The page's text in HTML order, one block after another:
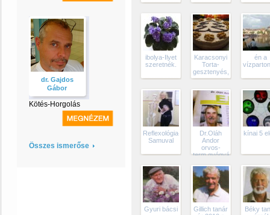
dr. Gajdos
Gábor
Kötés-Horgolás
Összes ismerőse
ibolya-Ilyet
szeretnék.
Karacsonyi
Torta-
gesztenyés,diós
én a
Reflexológia-
Samuval
Dr.Oláh
Andor
orvos-
term.gyógyász"A
patikája"
kínai 5
Gyuri bácsi
Gillich tanár
Béky